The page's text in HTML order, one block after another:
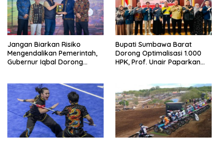
Jangan Biarkan Risiko
Mengendalikan Pemerintah,
Gubernur Iqbal Dorong
Bupati Sumbawa Barat
Dorong Optimalisasi 1.000
HPK, Prof. Unair Paparkan